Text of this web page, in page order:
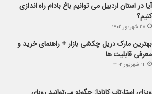
آیا در استان اردبیل می توانیم باغ بادام راه اندازی
کنیم؟
۲۸ شهریور ۱۴۰۲
بهترین مارک دریل چکشی بازار + راهنمای خرید و
معرفی قابلیت ها
۱۴ شهریور ۱۴۰۲